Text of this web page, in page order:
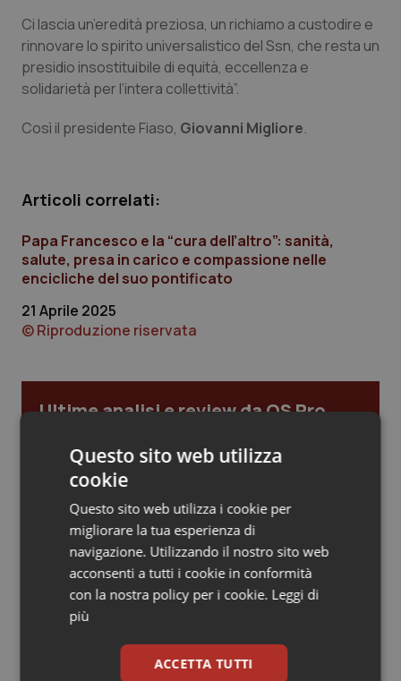
Friuli Venezia Giulia
Lazio
Liguria
Molise
Piemonte
Provincia Autonoma di Trento
Puglia
Sicilia
Toscana
Dermatite Atopica
Diabete & glucometri
Disturbi dell’umore
Epatiti
HIV
Ipertensione & Scompenso
Malattie rare
Malattia di Crohn & Rettocolite Ulcerosa
Neuroscienze & patologie neurodegenerative
Obesità
Ci lascia un’eredità preziosa, un richiamo a custodire e
rinnovare lo spirito universalistico del Ssn, che resta un
presidio insostituibile di equità, eccellenza e
solidarietà per l’intera collettività”.
Così il presidente Fiaso, Giovanni Migliore.
Articoli correlati:
Papa Francesco e la “cura dell’altro”: sanità,
salute, presa in carico e compassione nelle
encicliche del suo pontificato
21 Aprile 2025
© Riproduzione riservata
Ultime analisi e review da QS Pro
Cloud sanitario: infrastrutture,
compliance, GDPR e Risk management
Gestione dell'Ipertensione resistente:
dalle Linee Guida alle terapie innovative
Leadership Infermieristica 2026: nuovi
modelli di responsabilità e autonomia
Questo sito web utilizza
cookie
Questo sito web utilizza i cookie per
migliorare la tua esperienza di
navigazione. Utilizzando il nostro sito web
acconsenti a tutti i cookie in conformità
con la nostra policy per i cookie. Leggi di
più
ACCETTA TUTTI